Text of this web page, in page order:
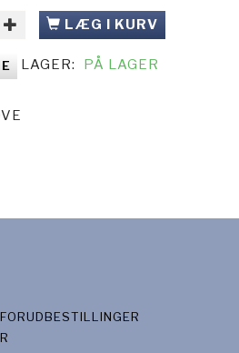
LÆG I KURV
LAGER: PÅ LAGER